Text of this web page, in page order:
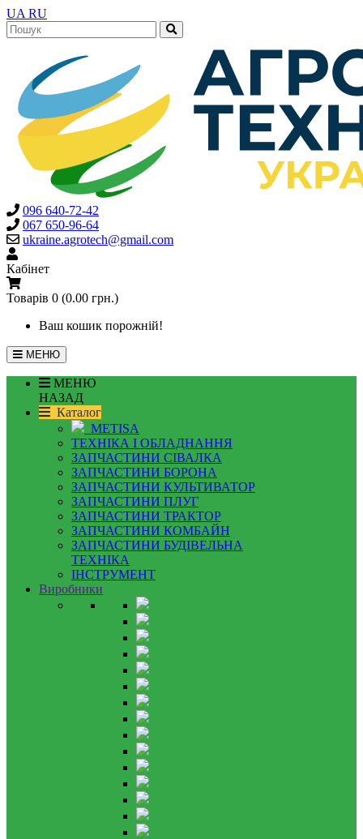
UA RU
096 640-72-42
067 650-96-64
ukraine.agrotech@gmail.com
Кабінет
Товарів 0 (0.00 грн.)
Ваш кошик порожній!
МЕНЮ
МЕНЮ
НАЗАД
Каталог
METISA
ТЕХНІКА І ОБЛАДНАННЯ
ЗАПЧАСТИНИ СІВАЛКА
ЗАПЧАСТИНИ БОРОНА
ЗАПЧАСТИНИ КУЛЬТИВАТОР
ЗАПЧАСТИНИ ПЛУГ
ЗАПЧАСТИНИ ТРАКТОР
ЗАПЧАСТИНИ КОМБАЙН
ЗАПЧАСТИНИ БУДІВЕЛЬНА
ТЕХНІКА
ІНСТРУМЕНТ
Виробники